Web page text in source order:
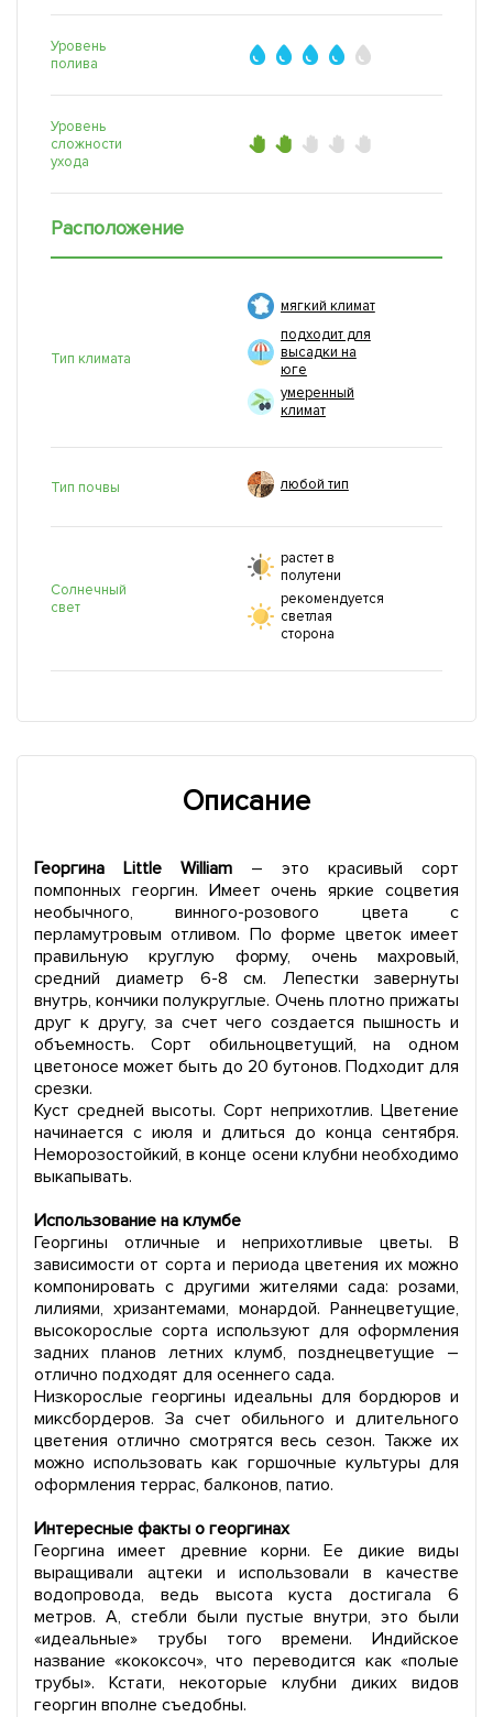
Уровень
полива
Уровень
сложности
ухода
Расположение
Тип климата
мягкий климат
подходит для
высадки на
юге
умеренный
климат
Тип почвы любой тип
Солнечный
свет
растет в
полутени
рекомендуется
светлая
сторона
Описание
Георгина Little William– это красивый сорт
помпонных георгин. Имеет очень яркие соцветия
необычного, винного-розового цвета с
перламутровым отливом. По форме цветок имеет
правильную круглую форму, очень махровый,
средний диаметр 6-8 см. Лепестки завернуты
внутрь, кончики полукруглые. Очень плотно прижаты
друг к другу, за счет чего создается пышность и
объемность. Сорт обильноцветущий, на одном
цветоносе может быть до 20 бутонов. Подходит для
срезки.
Куст средней высоты. Сорт неприхотлив. Цветение
начинается с июля и длиться до конца сентября.
Неморозостойкий, в конце осени клубни необходимо
выкапывать.
Использование на клумбе
Георгины отличные и неприхотливые цветы. В
зависимости от сорта и периода цветения их можно
компонировать с другими жителями сада: розами,
лилиями, хризантемами, монардой. Раннецветущие,
высокорослые сорта используют для оформления
задних планов летних клумб, позднецветущие –
отлично подходят для осеннего сада.
Низкорослые георгины идеальны для бордюров и
миксбордеров. За счет обильного и длительного
цветения отлично смотрятся весь сезон. Также их
можно использовать как горшочные культуры для
оформления террас, балконов, патио.
Интересные факты о георгинах
Георгина имеет древние корни. Ее дикие виды
выращивали ацтеки и использовали в качестве
водопровода, ведь высота куста достигала 6
метров. А, стебли были пустые внутри, это были
«идеальные» трубы того времени. Индийское
название «кококсоч», что переводится как «полые
трубы». Кстати, некоторые клубни диких видов
георгин вполне съедобны.